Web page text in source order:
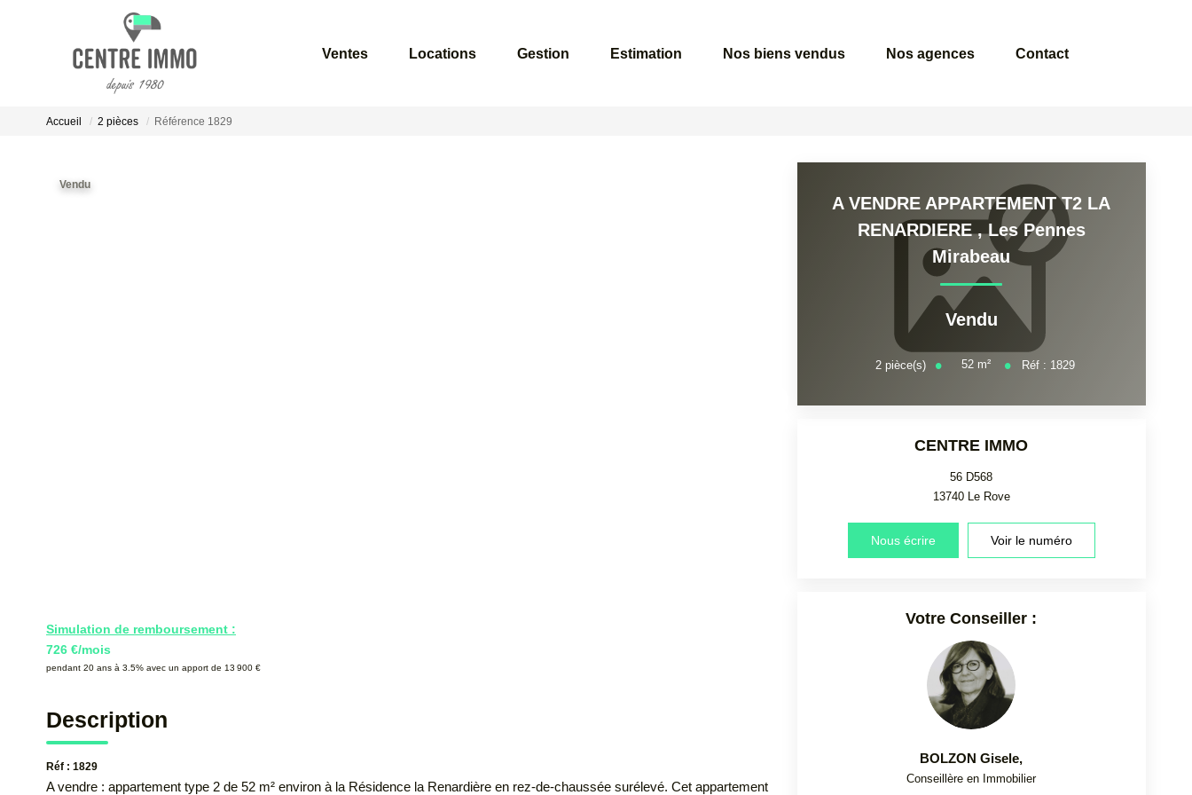
Ventes Locations Gestion Estimation Nos biens vendus Nos agences Contact
Accueil 2 pièces Référence 1829
Vendu
Simulation de remboursement :
726 €/mois
pendant 20 ans à 3.5% avec un apport de 13 900 €
Description
Réf : 1829
A vendre : appartement type 2 de 52 m² environ à la Résidence la Renardière en rez-de-chaussée surélevé. Cet appartement
A VENDRE APPARTEMENT T2 LA
RENARDIERE,Les Pennes
Mirabeau
Vendu
2 pièce(s) 52 m² Réf : 1829
CENTRE IMMO
56 D568
13740 Le Rove
Nous écrire Voir le numéro
Votre Conseiller :
BOLZON Gisele,
Conseillère en Immobilier